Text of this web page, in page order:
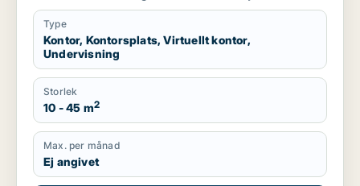
Type
Kontor, Kontorsplats, Virtuellt kontor,
Undervisning
Storlek
10 - 45 m2
Max. per månad
Ej angivet